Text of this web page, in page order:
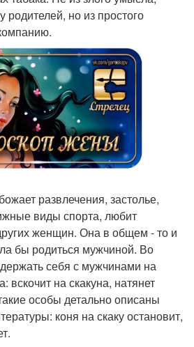
родителей, но из простого
развлечения, застолье,
виды спорта, любит
женщин. Она в общем - то и
бы родиться мужчиной. Во
себя с мужчинами на
вскочит на скакуна, натянет
особы детально описаны
коня на скаку остановит,